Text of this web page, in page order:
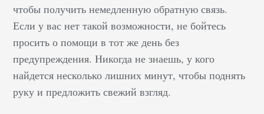
чтобы получить немедленную обратную связь.
Если у вас нет такой возможности, не бойтесь
просить о помощи в тот же день без
предупреждения. Никогда не знаешь, у кого
найдется несколько лишних минут, чтобы поднять
руку и предложить свежий взгляд.